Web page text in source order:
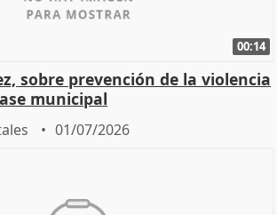
00:14
sobre prevención de la violencia
municipal
01/07/2026